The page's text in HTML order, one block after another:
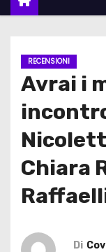
RECENSIONI
Avrai i
Chiara
Di